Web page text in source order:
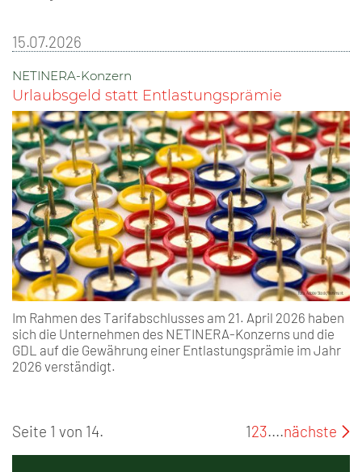
15.07.2026
NETINERA-Konzern
Urlaubsgeld statt Entlastungsprämie
Im Rahmen des Tarifabschlusses am 21. April 2026 haben
sich die Unternehmen des NETINERA-Konzerns und die
GDL auf die Gewährung einer Entlastungsprämie im Jahr
2026 verständigt.
Seite 1 von 14. 123....nächste